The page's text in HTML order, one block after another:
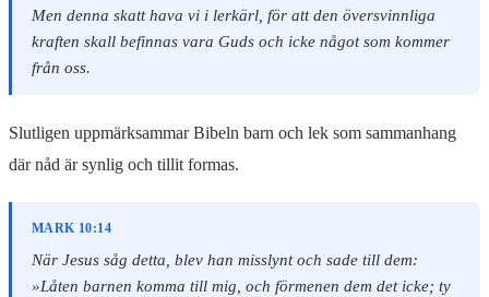
Men denna skatt hava vi i lerkärl, för att den översvinnliga
kraften skall befinnas vara Guds och icke något som kommer
från oss.
Slutligen uppmärksammar Bibeln barn och lek som sammanhang
där nåd är synlig och tillit formas.
MARK 10:14
När Jesus såg detta, blev han misslynt och sade till dem:
»Låten barnen komma till mig, och förmenen dem det icke; ty